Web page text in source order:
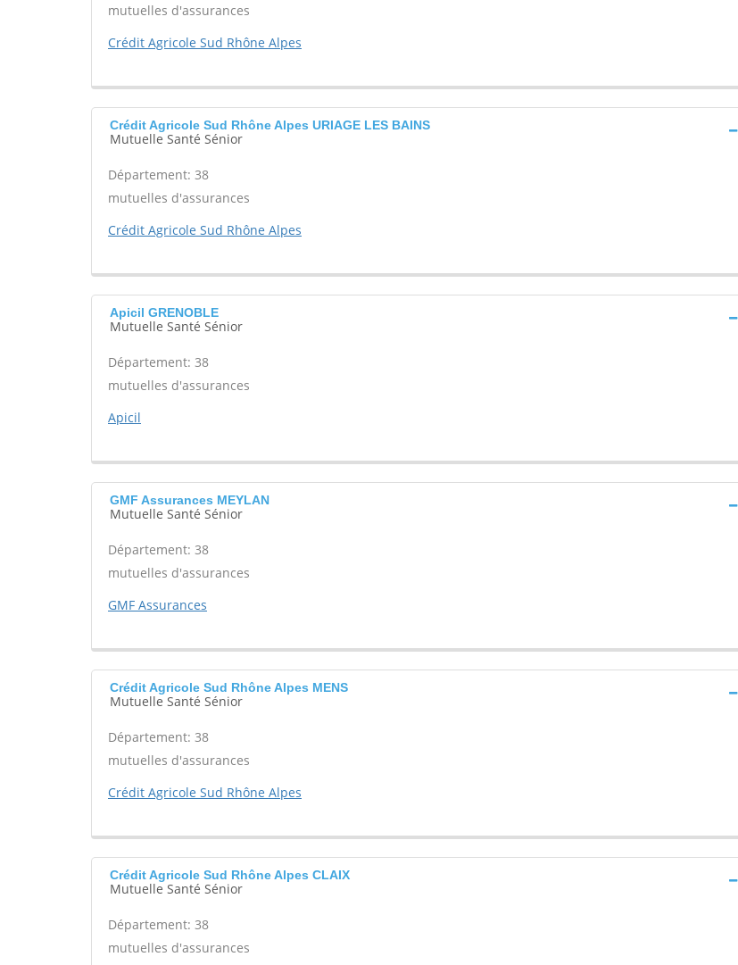
mutuelles d'assurances
Crédit Agricole Sud Rhône Alpes
Crédit Agricole Sud Rhône Alpes URIAGE LES BAINS
Mutuelle Santé Sénior
Département: 38
mutuelles d'assurances
Crédit Agricole Sud Rhône Alpes
Apicil GRENOBLE
Mutuelle Santé Sénior
Département: 38
mutuelles d'assurances
Apicil
GMF Assurances MEYLAN
Mutuelle Santé Sénior
Département: 38
mutuelles d'assurances
GMF Assurances
Crédit Agricole Sud Rhône Alpes MENS
Mutuelle Santé Sénior
Département: 38
mutuelles d'assurances
Crédit Agricole Sud Rhône Alpes
Crédit Agricole Sud Rhône Alpes CLAIX
Mutuelle Santé Sénior
Département: 38
mutuelles d'assurances